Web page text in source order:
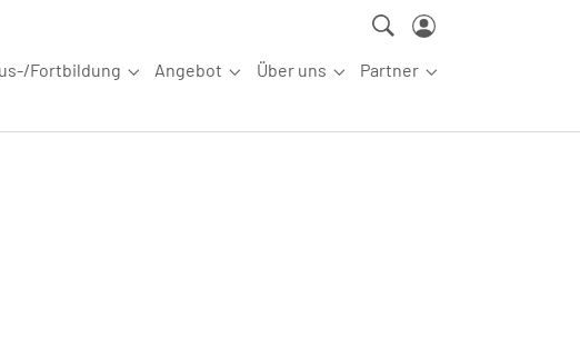
for "Wettkampfsport"
Fortbildung
Submenu for "Aus-/Fortbildung"
Angebot
Submenu for "Angebot"
Über uns
Submenu for "Über uns"
Partner
Submenu for